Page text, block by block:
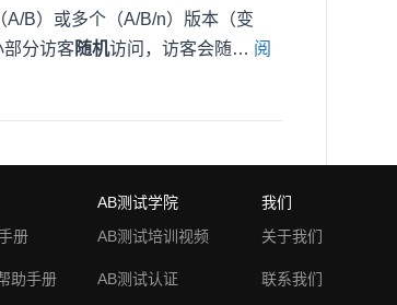
B）或多个（A/B/n）版本（变
部分访客随机访问，访客会随… 阅
册
助手册
AB测试学院
AB测试培训视频
AB测试认证
我们
关于我们
联系我们